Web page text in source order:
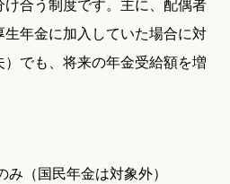
年金に加入していた場合に対
でも、将来の年金受給額を増
（国民年金は対象外）